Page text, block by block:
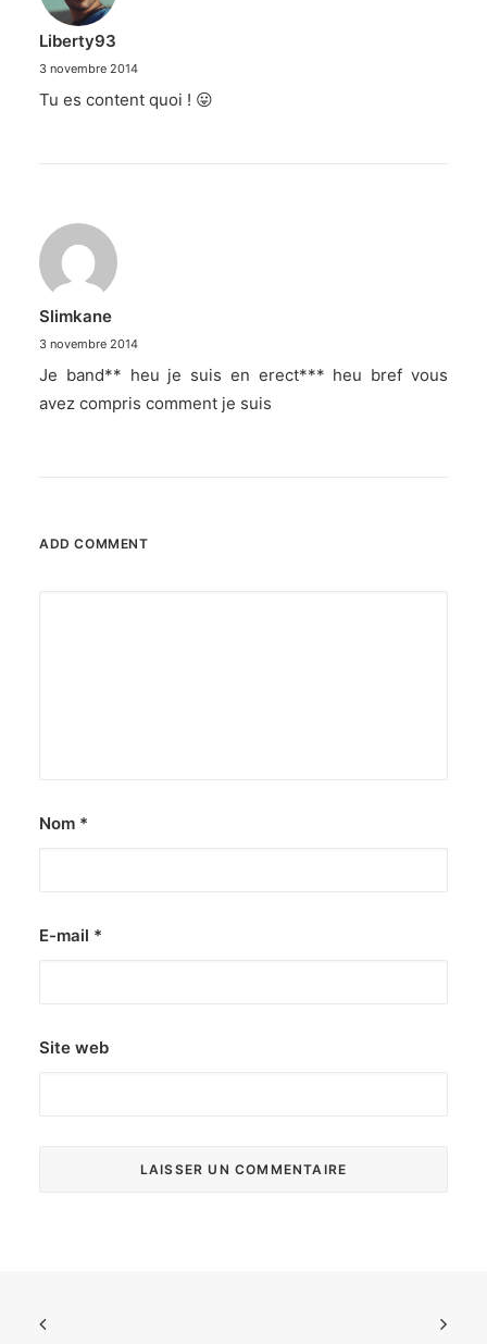
Liberty93
3 novembre 2014
Tu es content quoi ! 😛
Slimkane
3 novembre 2014
Je band** heu je suis en erect*** heu bref vous
avez compris comment je suis
ADD COMMENT
Nom *
E-mail *
Site web